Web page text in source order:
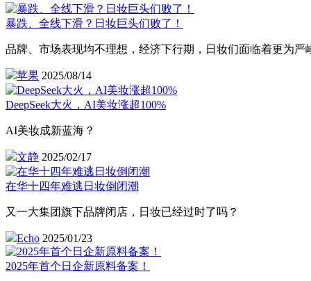
暴跌、全线下滑？日妆巨头们败了！
品牌、市场表现均不理想，经济下行期，日妆们面临着更为严
苹果 2025/08/14
DeepSeek大火，AI美妆涨超100%
AI美妆成新蓝海？
文静 2025/02/17
在华十四年难逃日妆倒闭潮
又一大集团旗下品牌闭店，日妆已经过时了吗？
Echo 2025/01/23
2025年首个日企新原料备案！